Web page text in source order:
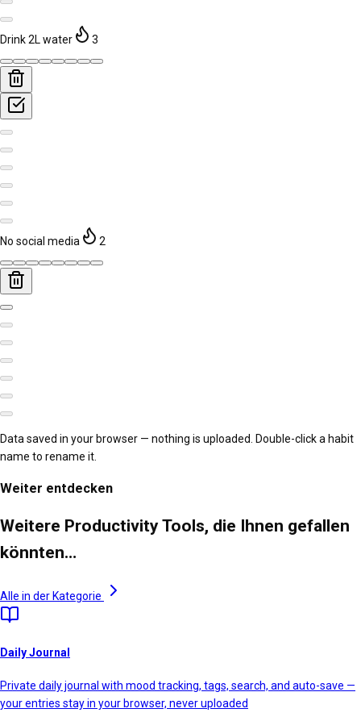
Drink 2L water 3
No social media 2
Data saved in your browser — nothing is uploaded. Double-click a habit
name to rename it.
Weiter entdecken
Weitere Productivity Tools, die Ihnen gefallen
könnten…
Alle in der Kategorie
Daily Journal
Private daily journal with mood tracking, tags, search, and auto-save —
your entries stay in your browser, never uploaded